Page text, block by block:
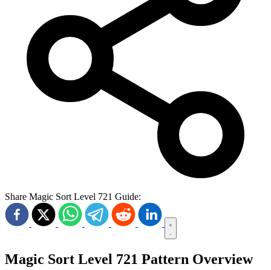
Share Magic Sort Level 721 Guide:
Magic Sort Level 721 Pattern Overview